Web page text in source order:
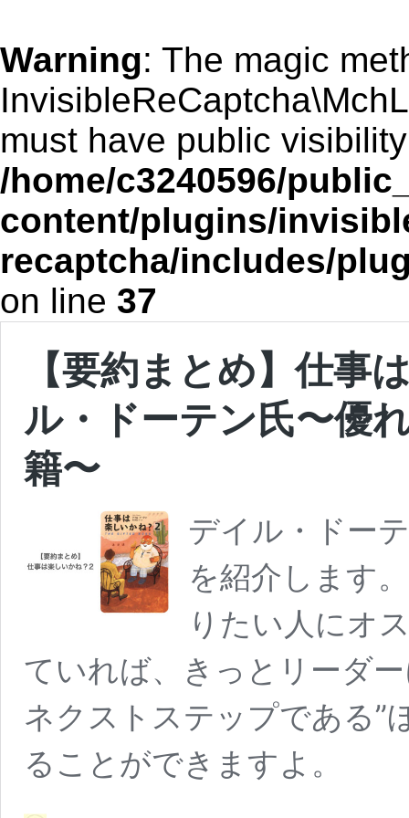
Warning: The magic
must have public
/home/c3240596/
content/plugins/
recaptcha/includes/
on line 37
【要約まとめ】仕事
ル・ドーテン氏〜優
籍〜
デイル・ドー
を紹介します
りたい人にオ
ていれば、きっとリーダ
ネクストステップである”
ることができますよ。